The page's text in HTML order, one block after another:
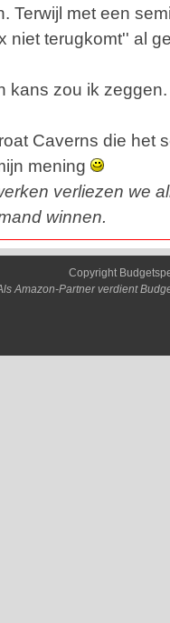
Terwijl met een
niet terugkomt'' al
kans zou ik zeggen.
Caverns die het
mening
verliezen we
winnen.
Copyright
Amazon-Partner verdient